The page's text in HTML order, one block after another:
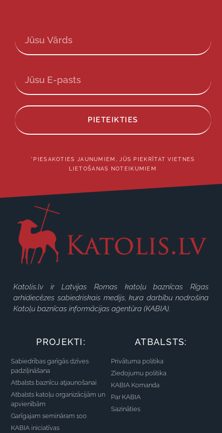
PIETEIKTIES
*PIESAKOTIES JAUNUMIEM, JŪS PIEKRĪTAT VIETNES
LIETOŠANAS NOTEIKUMIEM
Katolis.lv ir Latvijas Romas katoļu baznīcas Rīgas
arhidiecēzes sabiedriskais medijs, kura darbību nodrošina
Katoļu baznīcas informācijas aģentūra (KABIA).
PROJEKTI:
Sabiedrības garīgās dzīves
padziļināšana
Atbalsts baznīcu atjaunošanai
Atbalsts katoļu organizācijām un
apvienībām
Garīgajam semināram 100
KABIA iniciatīvas
ATBALSTS:
Privātuma politika
Ziedojumu politika
KABIA Komanda
Par KABIA
Sazināties